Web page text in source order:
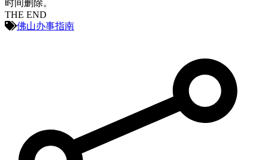
时间删除。
THE END
佛山办事指南